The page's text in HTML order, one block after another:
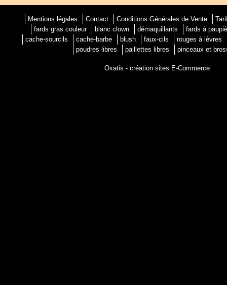
Mentions légales Contact Conditions Générales de Vente
fards gras couleur
blanc clown démaquillants
fards à
cache-sourcils
cache-barbe blush faux-cils
rouges à lèvres
poudres libres
paillettes libres pinceaux et
Oxatis - création sites E-Commerce